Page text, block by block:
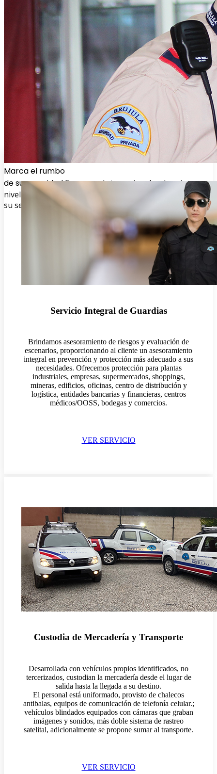
Marca el rumbo
de su seguridadEmpresas Internacionales de primer
nivel nos confían
su seguridad y protección
Servicio Integral de Guardias
Brindamos asesoramiento de riesgos y evaluación de
escenarios, proporcionando al cliente un asesoramiento
integral en prevención y protección más adecuado a sus
necesidades. Ofrecemos protección para plantas
industriales, empresas, supermercados, shoppings,
mineras, edificios, oficinas, centro de distribución y
logística, entidades bancarias y financieras, centros
médicos/OOSS, bodegas y comercios.
VER SERVICIO
Custodia de Mercadería y Transporte
Desarrollada con vehículos propios identificados, no
tercerizados, custodian la mercadería desde el lugar de
salida hasta la llegada a su destino.
El personal está uniformado, provisto de chalecos
antibalas, equipos de comunicación de telefonía celular.;
vehículos blindados equipados con cámaras que graban
imágenes y sonidos, más doble sistema de rastreo
satelital, adicionalmente se propone sumar al transporte.
VER SERVICIO